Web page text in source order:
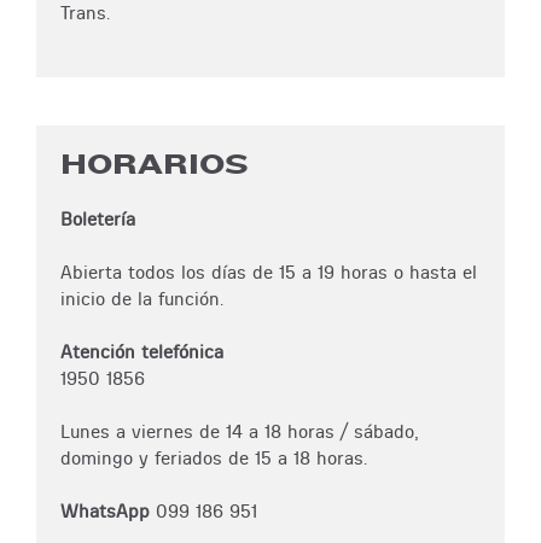
Trans.
HORARIOS
Boletería
Abierta todos los días de 15 a 19 horas o hasta el
inicio de la función.
Atención telefónica
1950 1856
Lunes a viernes de 14 a 18 horas / sábado,
domingo y feriados de 15 a 18 horas.
WhatsApp 099 186 951